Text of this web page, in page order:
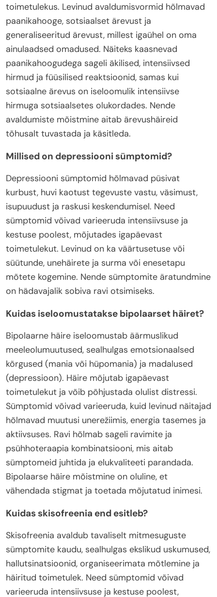
toimetulekus. Levinud avaldumisvormid hõlmavad
paanikahooge, sotsiaalset ärevust ja
generaliseeritud ärevust, millest igaühel on oma
ainulaadsed omadused. Näiteks kaasnevad
paanikahoogudega sageli äkilised, intensiivsed
hirmud ja füüsilised reaktsioonid, samas kui
sotsiaalne ärevus on iseloomulik intensiivse
hirmuga sotsiaalsetes olukordades. Nende
avaldumiste mõistmine aitab ärevushäireid
tõhusalt tuvastada ja käsitleda.
Millised on depressiooni sümptomid?
Depressiooni sümptomid hõlmavad püsivat
kurbust, huvi kaotust tegevuste vastu, väsimust,
isupuudust ja raskusi keskendumisel. Need
sümptomid võivad varieeruda intensiivsuse ja
kestuse poolest, mõjutades igapäevast
toimetulekut. Levinud on ka väärtusetuse või
süütunde, unehäirete ja surma või enesetapu
mõtete kogemine. Nende sümptomite äratundmine
on hädavajalik sobiva ravi otsimiseks.
Kuidas iseloomustatakse bipolaarset häiret?
Bipolaarne häire iseloomustab äärmuslikud
meeleolumuutused, sealhulgas emotsionaalsed
kõrgused (mania või hüpomania) ja madalused
(depressioon). Häire mõjutab igapäevast
toimetulekut ja võib põhjustada olulist distressi.
Sümptomid võivad varieeruda, kuid levinud näitajad
hõlmavad muutusi unerežiimis, energia tasemes ja
aktiivsuses. Ravi hõlmab sageli ravimite ja
psühhoteraapia kombinatsiooni, mis aitab
sümptomeid juhtida ja elukvaliteeti parandada.
Bipolaarse häire mõistmine on oluline, et
vähendada stigmat ja toetada mõjutatud inimesi.
Kuidas skisofreenia end esitleb?
Skisofreenia avaldub tavaliselt mitmesuguste
sümptomite kaudu, sealhulgas ekslikud uskumused,
hallutsinatsioonid, organiseerimata mõtlemine ja
häiritud toimetulek. Need sümptomid võivad
varieeruda intensiivsuse ja kestuse poolest,